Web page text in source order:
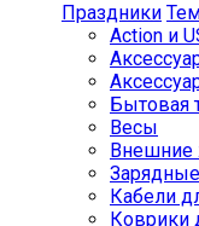
Праздники
Action и
Бытовая
Весы
Внешние
Кабели